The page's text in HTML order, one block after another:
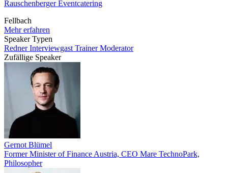
Rauschenberger Eventcatering
Fellbach
Mehr erfahren
Speaker Typen
RednerInterviewgast TrainerModerator
Zufällige Speaker
Gernot Blümel
Former Minister of Finance Austria, CEO Mare TechnoPark,
Philosopher